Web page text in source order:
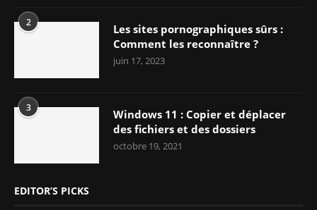
2
Les sites pornographiques sûrs :
Comment les reconnaître ?
juin 17, 2023
3
Windows 11 : Copier et déplacer
des fichiers et des dossiers
octobre 19, 2021
EDITOR’S PICKS